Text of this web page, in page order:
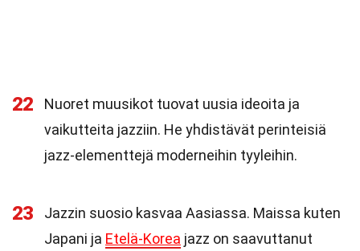
22
Nuoret muusikot tuovat uusia ideoita ja
vaikutteita jazziin. He yhdistävät perinteisiä
jazz-elementtejä moderneihin tyyleihin.
23
Jazzin suosio kasvaa Aasiassa. Maissa kuten
Japani ja Etelä-Korea jazz on saavuttanut